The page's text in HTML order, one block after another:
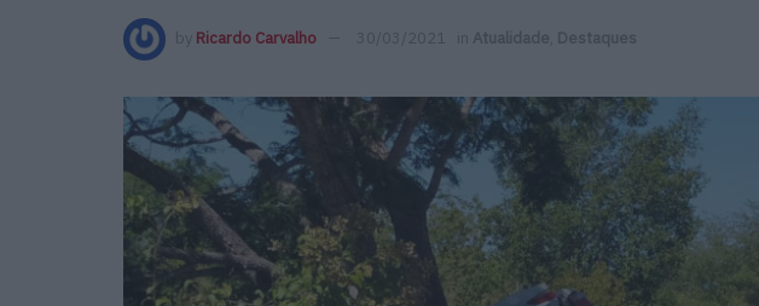
by Ricardo Carvalho 30/03/2021 in Atualidade Destaques